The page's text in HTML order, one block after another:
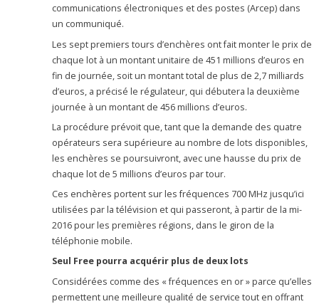
communications électroniques et des postes (Arcep) dans
un communiqué.
Les sept premiers tours d’enchères ont fait monter le prix de
chaque lot à un montant unitaire de 451 millions d’euros en
fin de journée, soit un montant total de plus de 2,7 milliards
d’euros, a précisé le régulateur, qui débutera la deuxième
journée à un montant de 456 millions d’euros.
La procédure prévoit que, tant que la demande des quatre
opérateurs sera supérieure au nombre de lots disponibles,
les enchères se poursuivront, avec une hausse du prix de
chaque lot de 5 millions d’euros par tour.
Ces enchères portent sur les fréquences 700 MHz jusqu’ici
utilisées par la télévision et qui passeront, à partir de la mi-
2016 pour les premières régions, dans le giron de la
téléphonie mobile.
Seul Free pourra acquérir plus de deux lots
Considérées comme des « fréquences en or » parce qu’elles
permettent une meilleure qualité de service tout en offrant